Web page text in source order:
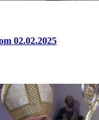
02.02.2025